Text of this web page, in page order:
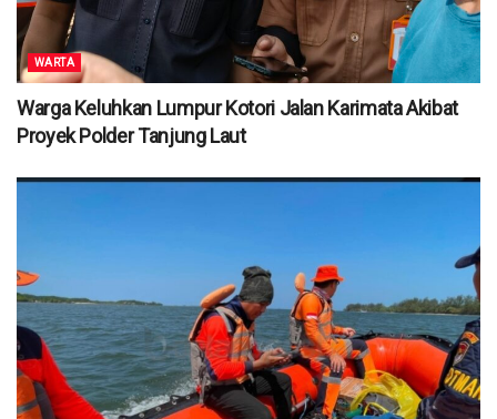
WARTA
Warga Keluhkan Lumpur Kotori Jalan Karimata Akibat
Proyek Polder Tanjung Laut